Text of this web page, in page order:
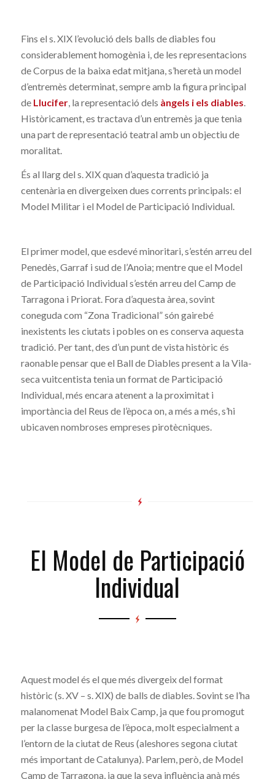
Fins el s. XIX l’evolució dels balls de diables fou
considerablement homogènia i, de les representacions
de Corpus de la baixa edat mitjana, s’heretà un model
d’entremès determinat, sempre amb la figura principal
de Llucifer, la representació dels àngels i els diables
Històricament, es tractava d’un entremès ja que tenia
una part de representació teatral amb un objectiu de
moralitat.
És al llarg del s. XIX quan d’aquesta tradició ja
centenària en divergeixen dues corrents principals: el
Model Militar i el Model de Participació Individual.
El primer model, que esdevé minoritari, s’estén arreu del
Penedès, Garraf i sud de l’Anoia; mentre que el Model
de Participació Individual s’estén arreu del Camp de
Tarragona i Priorat. Fora d’aquesta àrea, sovint
coneguda com “Zona Tradicional” són gairebé
inexistents les ciutats i pobles on es conserva aquesta
tradició. Per tant, des d’un punt de vista històric és
raonable pensar que el Ball de Diables present a la Vila-
seca vuitcentista tenia un format de Participació
Individual, més encara atenent a la proximitat i
importància del Reus de l’època on, a més a més, s’hi
ubicaven nombroses empreses pirotècniques.
El Model de Participació
Individual
Aquest model és el que més divergeix del format
històric (s. XV – s. XIX) de balls de diables. Sovint se l’ha
malanomenat Model Baix Camp, ja que fou promogut
per la classe burgesa de l’època, molt especialment a
l’entorn de la ciutat de Reus (aleshores segona ciutat
més important de Catalunya). Parlem, però, de Model
Camp de Tarragona, ja que la seva influència anà més